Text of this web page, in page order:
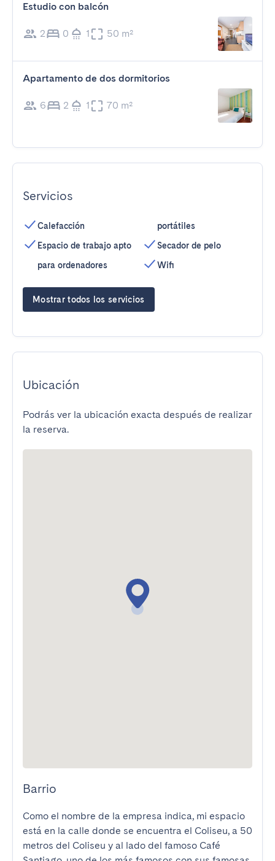
Estudio con balcón
2 0 1 50 m²
Apartamento de dos dormitorios
6 2 1 70 m²
Servicios
Calefacción
Espacio de trabajo apto
para ordenadores
portátiles
Secador de pelo
Wifi
Mostrar todos los servicios
Ubicación
Podrás ver la ubicación exacta después de realizar
la reserva.
Barrio
Como el nombre de la empresa indica, mi espacio
está en la calle donde se encuentra el Coliseu, a 50
metros del Coliseu y al lado del famoso Café